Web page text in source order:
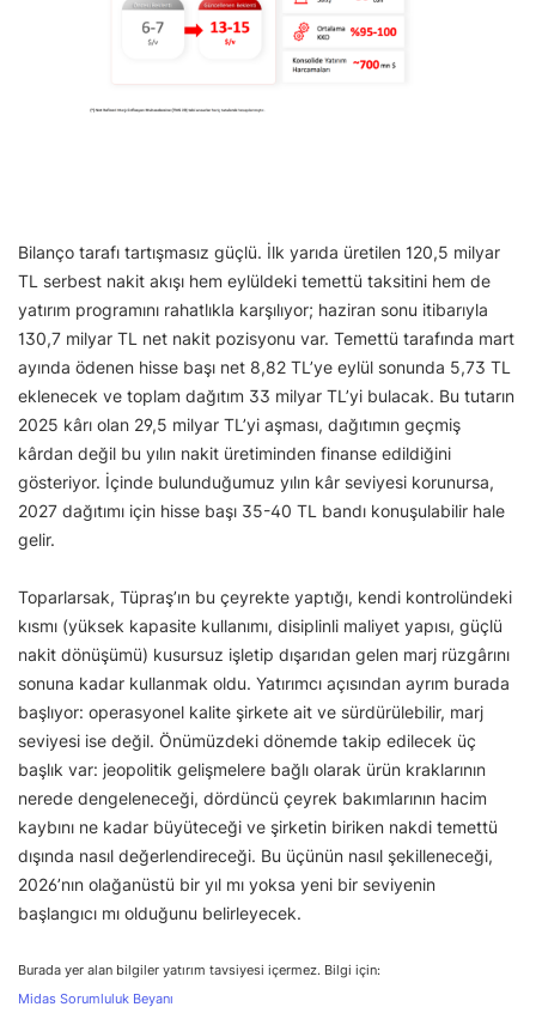
Bilanço tarafı tartışmasız güçlü. İlk yarıda üretilen 120,5 milyar
TL serbest nakit akışı hem eylüldeki temettü taksitini hem de
yatırım programını rahatlıkla karşılıyor; haziran sonu itibarıyla
130,7 milyar TL net nakit pozisyonu var. Temettü tarafında mart
ayında ödenen hisse başı net 8,82 TL’ye eylül sonunda 5,73 TL
eklenecek ve toplam dağıtım 33 milyar TL’yi bulacak. Bu tutarın
2025 kârı olan 29,5 milyar TL’yi aşması, dağıtımın geçmiş
kârdan değil bu yılın nakit üretiminden finanse edildiğini
gösteriyor. İçinde bulunduğumuz yılın kâr seviyesi korunursa,
2027 dağıtımı için hisse başı 35-40 TL bandı konuşulabilir hale
gelir.
Toparlarsak, Tüpraş’ın bu çeyrekte yaptığı, kendi kontrolündeki
kısmı (yüksek kapasite kullanımı, disiplinli maliyet yapısı, güçlü
nakit dönüşümü) kusursuz işletip dışarıdan gelen marj rüzgârını
sonuna kadar kullanmak oldu. Yatırımcı açısından ayrım burada
başlıyor: operasyonel kalite şirkete ait ve sürdürülebilir, marj
seviyesi ise değil. Önümüzdeki dönemde takip edilecek üç
başlık var: jeopolitik gelişmelere bağlı olarak ürün kraklarının
nerede dengeleneceği, dördüncü çeyrek bakımlarının hacim
kaybını ne kadar büyüteceği ve şirketin biriken nakdi temettü
dışında nasıl değerlendireceği. Bu üçünün nasıl şekilleneceği,
2026’nın olağanüstü bir yıl mı yoksa yeni bir seviyenin
başlangıcı mı olduğunu belirleyecek.
Burada yer alan bilgiler yatırım tavsiyesi içermez. Bilgi için:
Midas Sorumluluk Beyanı